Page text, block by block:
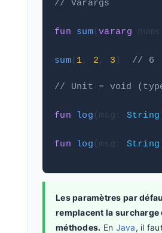
// Varargs
fun sum(vararg
sum( 1, 2 , 3 ) // 6
// Unit = void
fun log (msg: String
fun log (msg: String
Les paramètres par
remplacent la surcharge
méthodes. En Java, il